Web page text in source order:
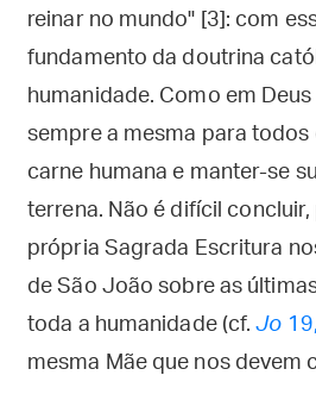
reinar no mundo" [3]: com
fundamento da doutrina
humanidade. Como em
sempre a mesma para todos
carne humana e manter-se
terrena. Não é difícil
própria Sagrada Escritura
de São João sobre as
toda a humanidade (cf.Jo
mesma Mãe que nos devem